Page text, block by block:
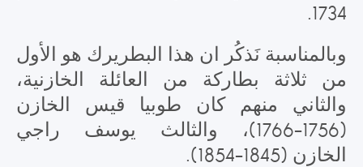
1734.
وبالمناسبة نَذكُر ان هذا البطريرك هو الأول
من ثلاثة بطاركة من العائلة الخازنية،
والثاني منهم كان طوبيا قيس الخازن
(1756-1766)، والثالث يوسف راجي
الخازن (1845-1854).